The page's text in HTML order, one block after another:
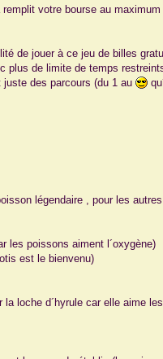
votre bourse au
de jouer à ce jeu de billes
plus de limite de temps
juste des parcours (du 1 au
légendaire , pour les
les poissons aiment l´oxygène)
est le bienvenu)
loche d´hyrule car elle aime